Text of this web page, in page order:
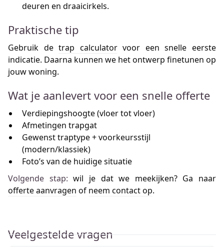
deuren en draaicirkels.
Praktische tip
Gebruik detrap calculatorvoor een snelle eerste
indicatie. Daarna kunnen we het ontwerp finetunen op
jouw woning.
Wat je aanlevert voor een snelle offerte
Verdiepingshoogte (vloer tot vloer)
Afmetingen trapgat
Gewenst traptype + voorkeursstijl
(modern/klassiek)
Foto’s van de huidige situatie
Volgende stap: wil je dat we meekijken? Ga naar
offerte aanvragen of neem contact op.
Veelgestelde vragen